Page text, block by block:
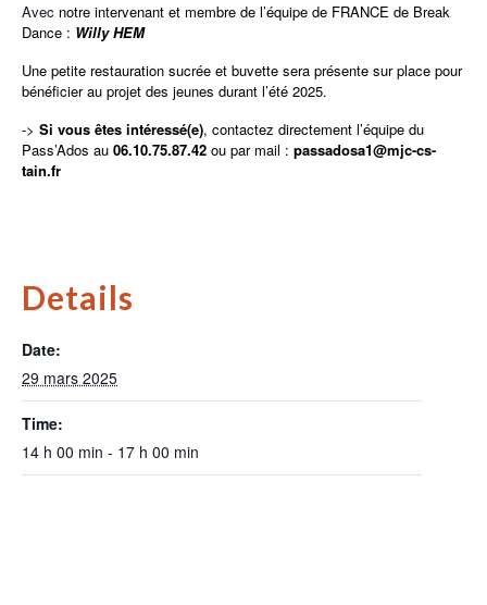
Avec notre intervenant et membre de l’équipe de FRANCE de Break
Dance : Willy HEM
Une petite restauration sucrée et buvette sera présente sur place pour
bénéficier au projet des jeunes durant l’été 2025.
-> Si vous êtes intéressé(e), contactez directement l’équipe du
Pass’Ados au 06.10.75.87.42 ou par mail : passadosa1@mjc-cs-
tain.fr
Details
Date:
29 mars 2025
Time:
14 h 00 min - 17 h 00 min